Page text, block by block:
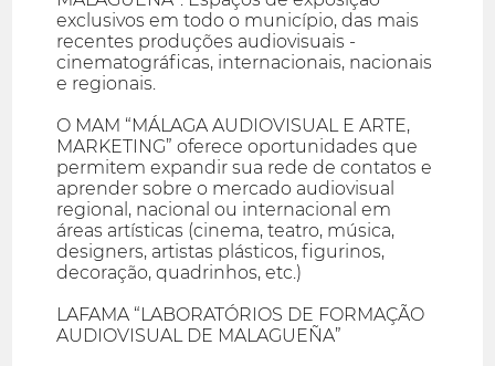
exclusivos em todo o município, das mais
recentes produções audiovisuais -
cinematográficas, internacionais, nacionais
e regionais.
O MAM “MÁLAGA AUDIOVISUAL E ARTE,
MARKETING” oferece oportunidades que
permitem expandir sua rede de contatos e
aprender sobre o mercado audiovisual
regional, nacional ou internacional em
áreas artísticas (cinema, teatro, música,
designers, artistas plásticos, figurinos,
decoração, quadrinhos, etc.)
LAFAMA “LABORATÓRIOS DE FORMAÇÃO
AUDIOVISUAL DE MALAGUEÑA”